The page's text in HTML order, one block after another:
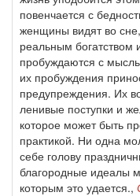
повенчается с
женщины видят во
реальным богатством
пробуждаются с
их пробуждения
предупреждения. Их
ленивые поступки и
которое может быть
практикой. Ни одна
себе голову
благородные идеалы
которым это удается.,